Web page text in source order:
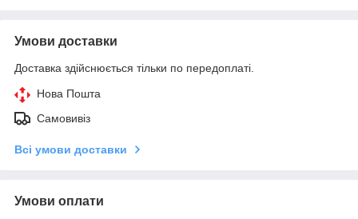
Умови доставки
Доставка здійснюється тільки по передоплаті.
Нова Пошта
Самовивіз
Всі умови доставки
Умови оплати